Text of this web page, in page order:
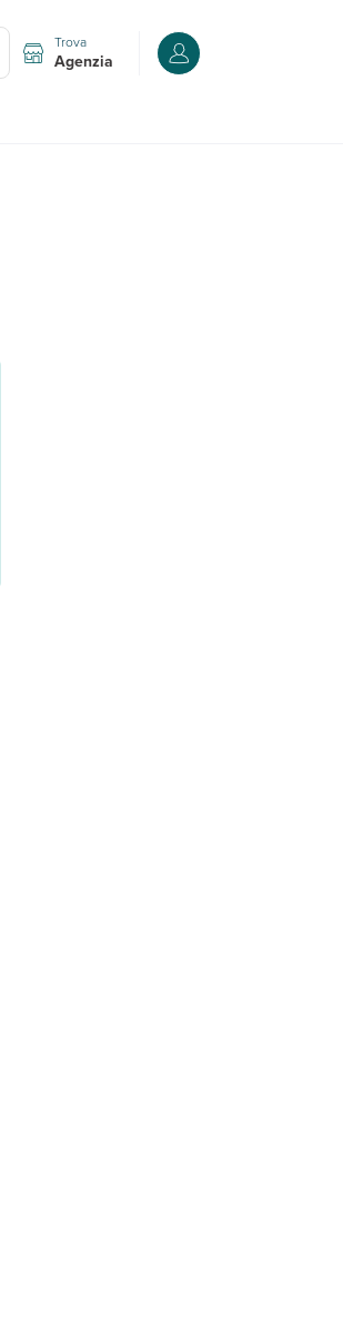
Trova
Agenzia Accedi o registrati